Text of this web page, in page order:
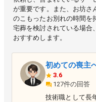
が重要です。また、お坊さ
のこもったお別れの時間を
宅葬を検討されている場合
おすすめします。
初めての喪主
3.6
127件の回答
技術職として長